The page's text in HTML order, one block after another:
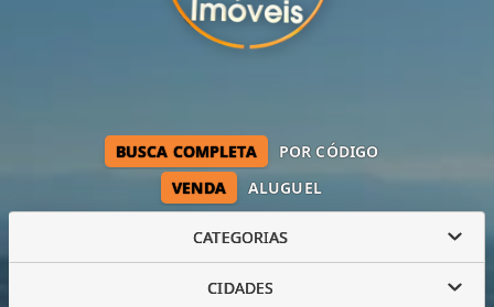
VENDA ALUGUEL
BUSCA COMPLETA POR CÓDIGO
CATEGORIAS
CIDADES